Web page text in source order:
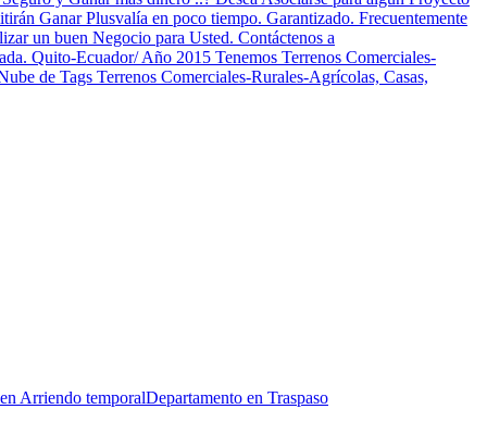
Ganar Plusvalía en poco tiempo. Garantizado. Frecuentemente
un buen Negocio para Usted. Contáctenos a
Quito-Ecuador/ Año 2015 Tenemos Terrenos Comerciales-
de Tags Terrenos Comerciales-Rurales-Agrícolas, Casas,
Arriendo temporalDepartamento en Traspaso